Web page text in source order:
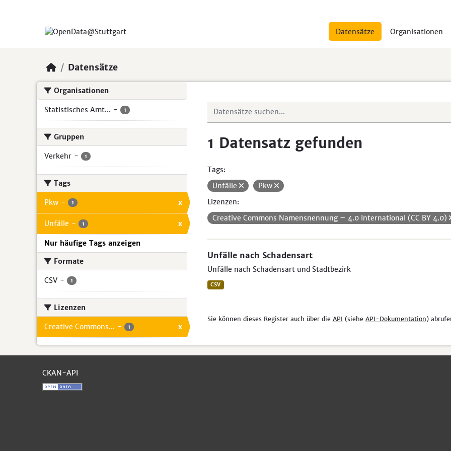
Datensätze Organisationen
Datensätze
Organisationen
Statistisches Amt... - 1
Gruppen
Verkehr - 1
Tags
Pkw - 1 x
Unfälle - 1 x
Nur häufige Tags anzeigen
Formate
CSV - 1
Lizenzen
Creative Commons... - 1 x
1 Datensatz gefunden
Tags:
Unfälle
Pkw
Lizenzen:
Creative Commons Namensnennung – 4.0 International (CC BY 4.0)
Unfälle nach Schadensart
Unfälle nach Schadensart und Stadtbezirk
CSV
Sie können dieses Register auch über die API (siehe API-Dokumentation)
CKAN-API